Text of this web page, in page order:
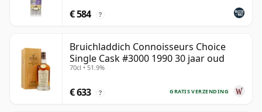
€ 584 ?
Bruichladdich Connoisseurs Choice
Single Cask #3000 1990 30 jaar oud
70cl • 51.9%
GRATIS VERZENDING
€ 633 ?